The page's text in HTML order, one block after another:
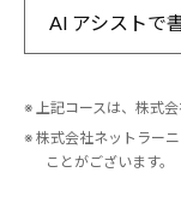
AI アシストで
※ 上記コースは、株式
※ 株式会社ネットラー
ことがございます。